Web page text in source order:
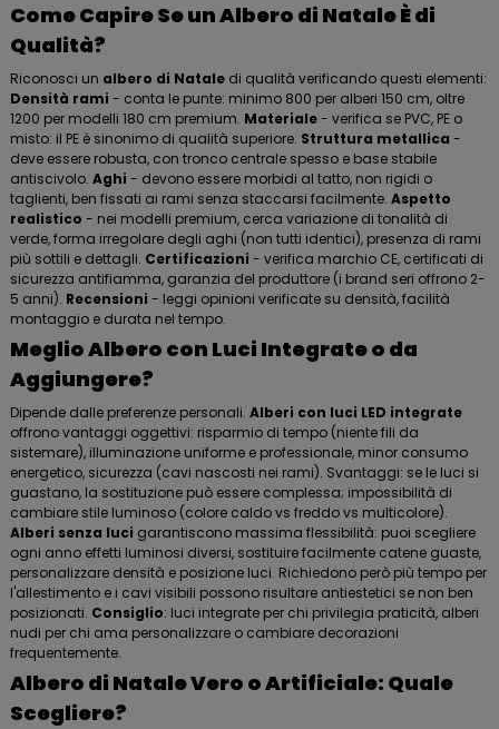
Come Capire Se un Albero di Natale È di
Qualità?
Riconosci un albero di Natale di qualità verificando questi elementi:
Densità rami - conta le punte: minimo 800 per alberi 150 cm, oltre
1200 per modelli 180 cm premium. Materiale- verifica se PVC, PE o
misto: il PE è sinonimo di qualità superiore. Struttura metallica -
deve essere robusta, con tronco centrale spesso e base stabile
antiscivolo. Aghi - devono essere morbidi al tatto, non rigidi o
taglienti, ben fissati ai rami senza staccarsi facilmente. Aspetto
realistico - nei modelli premium, cerca variazione di tonalità di
verde, forma irregolare degli aghi (non tutti identici), presenza di rami
più sottili e dettagli. Certificazioni - verifica marchio CE, certificati di
sicurezza antifiamma, garanzia del produttore (i brand seri offrono 2-
5 anni). Recensioni - leggi opinioni verificate su densità, facilità
montaggio e durata nel tempo.
Meglio Albero con Luci Integrate o da
Aggiungere?
Dipende dalle preferenze personali. Alberi con luci LED integrate
offrono vantaggi oggettivi: risparmio di tempo (niente fili da
sistemare), illuminazione uniforme e professionale, minor consumo
energetico, sicurezza (cavi nascosti nei rami). Svantaggi: se le luci si
guastano, la sostituzione può essere complessa; impossibilità di
cambiare stile luminoso (colore caldo vs freddo vs multicolore).
Alberi senza luci garantiscono massima flessibilità: puoi scegliere
ogni anno effetti luminosi diversi, sostituire facilmente catene guaste,
personalizzare densità e posizione luci. Richiedono però più tempo per
l'allestimento e i cavi visibili possono risultare antiestetici se non ben
posizionati. Consiglio: luci integrate per chi privilegia praticità, alberi
nudi per chi ama personalizzare o cambiare decorazioni
frequentemente.
Albero di Natale Vero o Artificiale: Quale
Scegliere?